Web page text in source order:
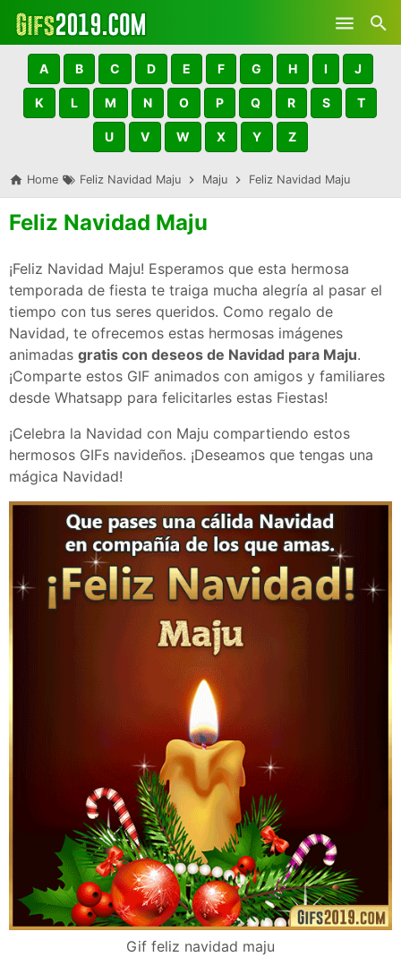
Skip to main content
A B C D E F G H I J
K L M N O P Q R S T
U V W X Y Z
Home Feliz Navidad Maju Maju Feliz Navidad Maju
Feliz Navidad Maju
¡Feliz Navidad Maju! Esperamos que esta hermosa
temporada de fiesta te traiga mucha alegría al pasar el
tiempo con tus seres queridos. Como regalo de
Navidad, te ofrecemos estas hermosas imágenes
animadas gratis con deseos de Navidad para Maju.
¡Comparte estos GIF animados con amigos y familiares
desde Whatsapp para felicitarles estas Fiestas!
¡Celebra la Navidad con Maju compartiendo estos
hermosos GIFs navideños. ¡Deseamos que tengas una
mágica Navidad!
Gif feliz navidad maju